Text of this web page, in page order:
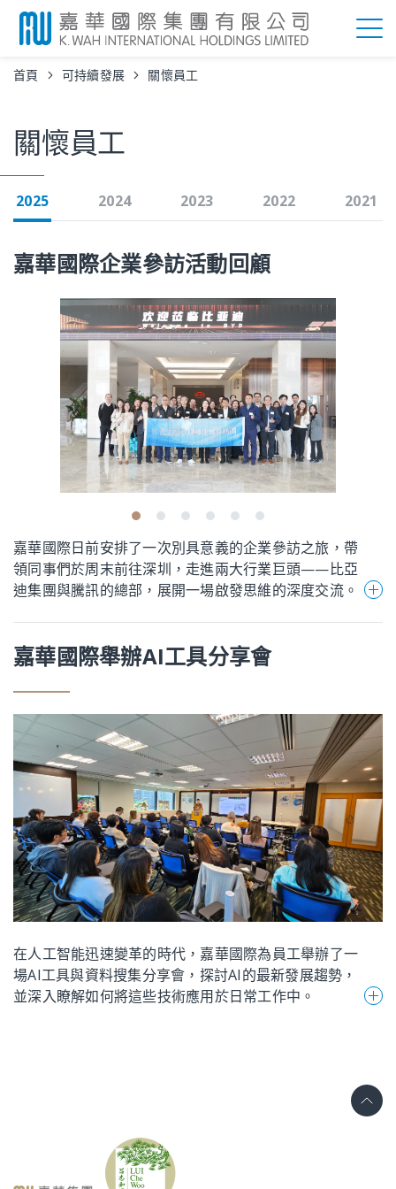
首頁 可持續發展 關懷員工
關懷員工
2025 2024 2023 2022 2021
嘉華國際企業參訪活動回顧
嘉華國際日前安排了一次別具意義的企業參訪之旅，帶
領同事們於周末前往深圳，走進兩大行業巨頭——比亞
迪集團與騰訊的總部，展開一場啟發思維的深度交流。
動車領域屢創突破，更在智能製造與可持續發展方面樹
從智慧交通到綠色生態，同事們親身體驗了比亞迪的創
新理念。
騰訊作為全球頂尖的科技公司，以其多元化的產品與服
務，持續推動著數字生活的變革。從社交平台到雲計
算，從人工智能到內容生態，騰訊的創新實踐與企業文
化，讓同事們深刻感受到科技如何賦能生活，連接未
這次參訪不僅開拓了同事們的視野，透過與兩家企業的
深度交流，激發了大家對創新與管理的思考。嘉華國際
將持續鼓勵團隊擁抱創新、追求卓越，將所學所思轉化
為推動企業發展的動力！
嘉華國際舉辦AI工具分享會
在人工智能迅速變革的時代，嘉華國際為員工舉辦了一
場AI工具與資料搜集分享會，探討AI的最新發展趨勢，
並深入瞭解如何將這些技術應用於日常工作中。